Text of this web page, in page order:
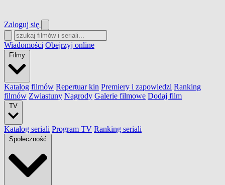
Zaloguj się
Wiadomości Obejrzyj online
Filmy
Katalog filmów Repertuar kin Premiery i zapowiedzi Ranking
filmów Zwiastuny Nagrody Galerie filmowe Dodaj film
TV
Katalog seriali Program TV Ranking seriali
Społeczność